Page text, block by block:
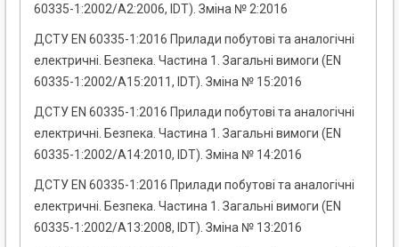
60335-1:2002/A2:2006, IDT). Зміна № 2:2016
ДСТУ EN 60335-1:2016 Прилади побутові та аналогічні
електричні. Безпека. Частина 1. Загальні вимоги (EN
60335-1:2002/A15:2011, IDT). Зміна № 15:2016
ДСТУ EN 60335-1:2016 Прилади побутові та аналогічні
електричні. Безпека. Частина 1. Загальні вимоги (EN
60335-1:2002/A14:2010, IDT). Зміна № 14:2016
ДСТУ EN 60335-1:2016 Прилади побутові та аналогічні
електричні. Безпека. Частина 1. Загальні вимоги (EN
60335-1:2002/A13:2008, IDT). Зміна № 13:2016